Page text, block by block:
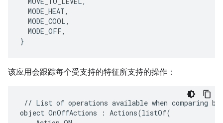
MODE_HEAT,
MODE_COOL,
MODE_OFF,
}
该应用会跟踪每个受支持的特征所支持的操作：
// List of operations available when comparing
object OnOffActions :